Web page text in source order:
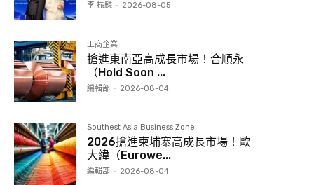
李 振麟 - 2026-08-05
工商企業
搶進東南亞高成長市場！合順永
（Hold Soon ...
編輯部 - 2026-08-04
Southest Asia Business Zone
2026搶進柬埔寨高成長市場！歐
大緯（Eurowe...
編輯部 - 2026-08-04